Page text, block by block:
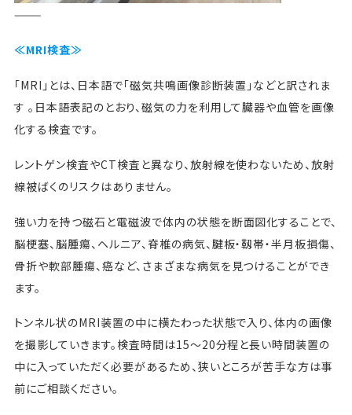
———
≪MRI検査≫
「MRI」とは、日本語で「磁気共鳴画像診断装置」などと訳されま
す 。日本語表記のとおり、磁気の力を利用して臓器や血管を画像
化する検査です。
レントゲン検査やCT検査と異なり、放射線を使わないため、放射
線被ばくのリスクはありません。
強い力を持つ磁石と電磁波で体内の状態を断面図化することで、
脳梗塞、脳腫瘍、ヘルニア、脊椎の病気、腱板・靱帯・半月板損傷、
骨折や軟部腫瘍、癌など、さまざまな病気を見つけることができ
ます。
トンネル状のMRI装置の中に横たわった状態で入り、体内の画像
を撮影していきます。検査時間は15～20分程と長い時間装置の
中に入っていただく必要があるため、狭いところが苦手な方は事
前にご相談ください。